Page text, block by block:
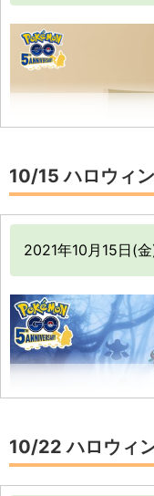
「スペシャルリ
パ」を捕まえる
日本時間2021年
界で不思議なイ
係があるかもし
以下のタイプの
生で出現し、「
エスパー
11:00
エスパータイプの
なるだろう
もしかすると、
エス
ウィロー博士が、
ファッシ
10/15 ハロウィ
2021年10月15日(
10/22 ハロウィ